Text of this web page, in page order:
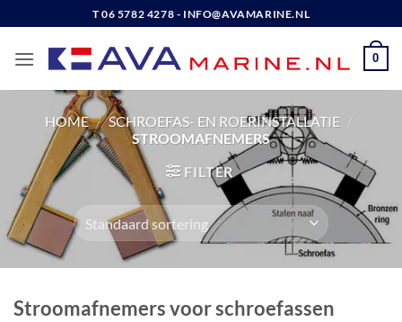
naar
inhoud
T 06 5782 4278 - INFO@AVAMARINE.NL
0
HOME / SCHROEFAS- EN ROERINSTALLATIE /
STROOMAFNEMERS
FILTER
Stroomafnemers voor schroefassen